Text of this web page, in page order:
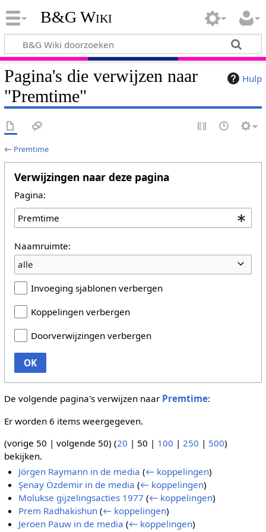
B&G Wiki
Hulp
Pagina's die verwijzen naar
"Premtime"
← Premtime
Verwijzingen naar deze pagina
Pagina:
Naamruimte:
alle
Invoeging sjablonen verbergen
Koppelingen verbergen
Doorverwijzingen verbergen
OK
De volgende pagina's verwijzen naar Premtime:
Er worden 6 items weergegeven.
(vorige 50 | volgende 50) (20 | 50 | 100 | 250 | 500)
bekijken.
Jörgen Raymann in de media (← koppelingen)
Şenay Özdemir in de media (← koppelingen)
Molukse gijzelingsacties 1977 (← koppelingen)
Prem Radhakishun (← koppelingen)
Jeroen Pauw in de media (← koppelingen)